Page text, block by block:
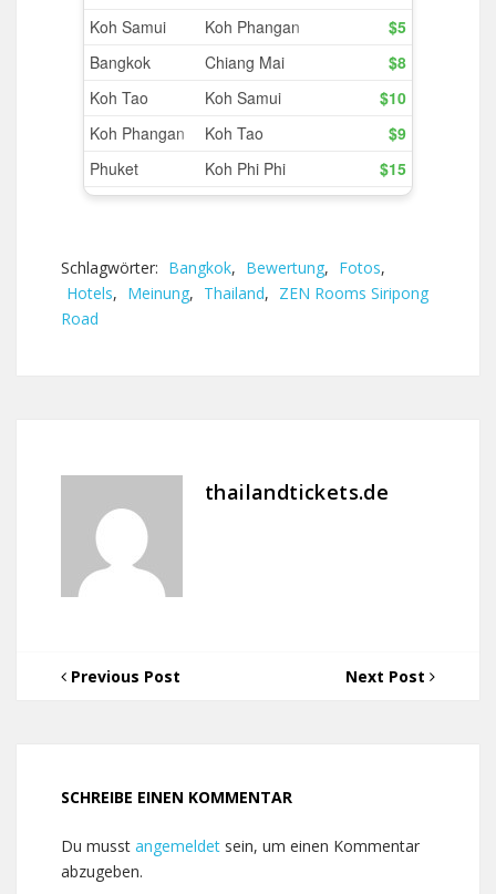
Schlagwörter: Bangkok, Bewertung, Fotos,
Hotels, Meinung, Thailand, ZEN Rooms Siripong
Road
thailandtickets.de
Previous Post Next Post
SCHREIBE EINEN KOMMENTAR
Du musst angemeldet sein, um einen Kommentar
abzugeben.